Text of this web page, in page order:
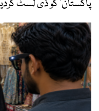
پاکستان‘ کو ڈی لسٹ